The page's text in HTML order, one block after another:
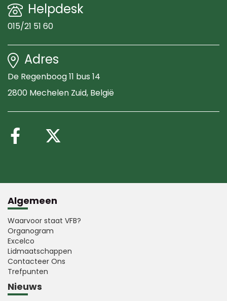
Helpdesk
015/21 51 60
Adres
De Regenboog 11 bus 14
2800 Mechelen Zuid, België
Volg ons op Facebook
Algemeen
Waarvoor staat VFB?
Organogram
Excelco
Lidmaatschappen
Contacteer Ons
Trefpunten
Nieuws